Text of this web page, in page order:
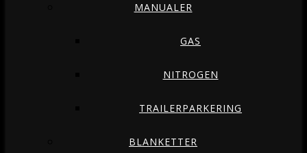
MANUALER
GAS
NITROGEN
TRAILERPARKERING
BLANKETTER